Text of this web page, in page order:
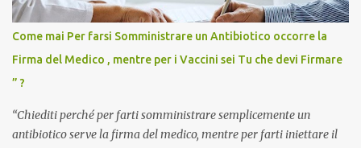
Come mai Per farsi Somministrare un Antibiotico occorre la
Firma del Medico , mentre per i Vaccini sei Tu che devi Firmare
” ?
“Chiediti perché per farti somministrare semplicemente un
antibiotico serve la firma del medico, mentre per farti iniettare il